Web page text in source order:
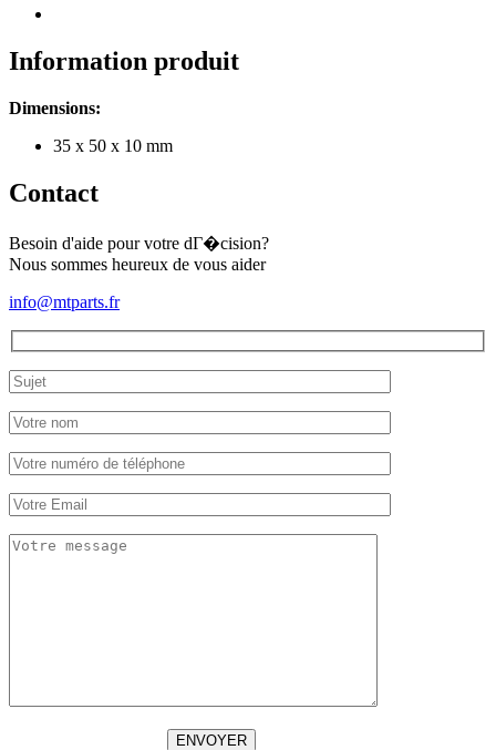
renvoie
d'angle
tondobroyeur
(35x50x10)
Information produit
Dimensions:
35 x 50 x 10 mm
Contact
Besoin d'aide pour votre dГ�cision?
Nous sommes heureux de vous aider
info@mtparts.fr
ENVOYER